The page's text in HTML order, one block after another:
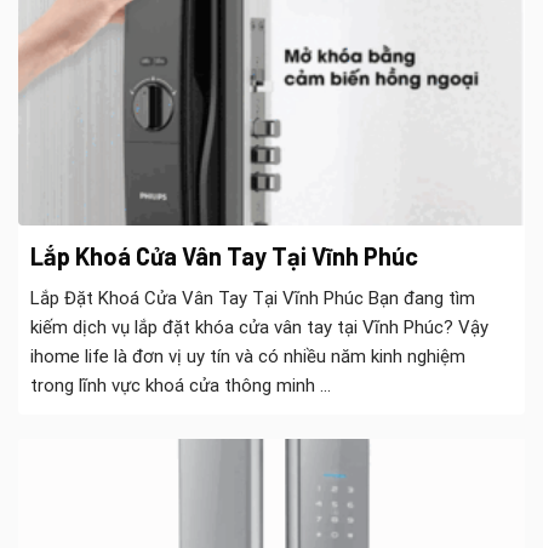
Lắp Khoá Cửa Vân Tay Tại Vĩnh Phúc
Lắp Đặt Khoá Cửa Vân Tay Tại Vĩnh Phúc Bạn đang tìm
kiếm dịch vụ lắp đặt khóa cửa vân tay tại Vĩnh Phúc? Vậy
ihome life là đơn vị uy tín và có nhiều năm kinh nghiệm
trong lĩnh vực khoá cửa thông minh ...